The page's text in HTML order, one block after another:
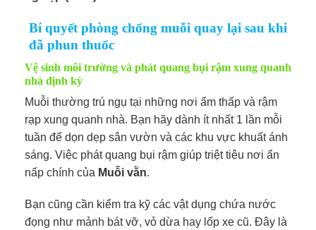
Bí quyết phòng chống muỗi quay lại sau khi
đã phun thuốc
Vệ sinh môi trường và phát quang bụi rậm xung quanh
nhà định kỳ
Muỗi thường trú ngụ tại những nơi ẩm thấp và rậm
rạp xung quanh nhà. Bạn hãy dành ít nhất 1 lần mỗi
tuần để dọn dẹp sân vườn và các khu vực khuất ánh
sáng. Việc phát quang bụi rậm giúp triệt tiêu nơi ẩn
nấp chính của Muỗi vằn.
Bạn cũng cần kiểm tra kỹ các vật dụng chứa nước
đọng như mảnh bát vỡ, vỏ dừa hay lốp xe cũ. Đây là